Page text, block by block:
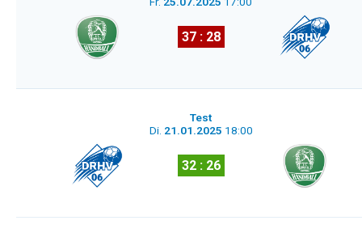
37 : 28
Di. 21.01.2025 18:00
32 : 26
Test